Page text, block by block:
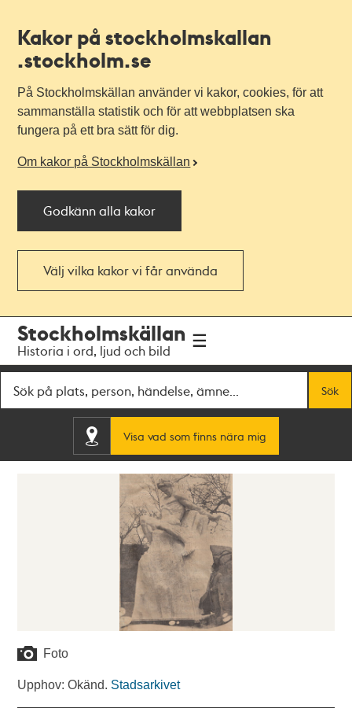
Kakor på stockholmskallan
.stockholm.se
På Stockholmskällan använder vi kakor, cookies, för att
sammanställa statistik och för att webbplatsen ska
fungera på ett bra sätt för dig.
Om kakor på Stockholmskällan
Godkänn alla kakor
Välj vilka kakor vi får använda
navigationen
huvudinnehållet
Stockholmskällan
Historia i ord, ljud och bild
Sök
Visa vad som finns nära mig
Foto
Upphov: Okänd. Stadsarkivet